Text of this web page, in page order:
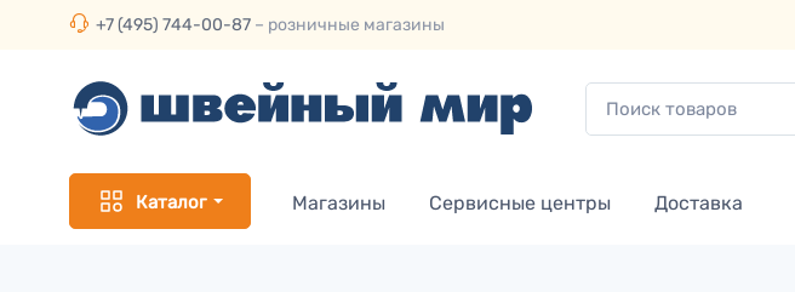
+7 (495) 744-00-87 – розничные магазины
Каталог Магазины Сервисные центры Доставка